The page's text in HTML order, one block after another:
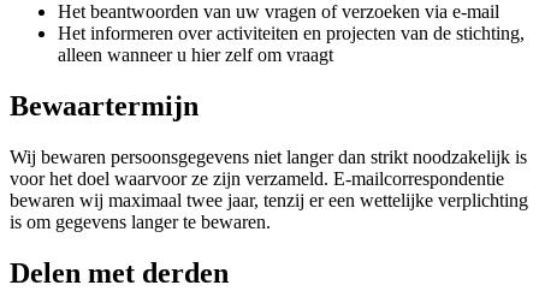
Het beantwoorden van uw vragen of verzoeken via e-mail
Het informeren over activiteiten en projecten van de stichting,
alleen wanneer u hier zelf om vraagt
Bewaartermijn
Wij bewaren persoonsgegevens niet langer dan strikt noodzakelijk is
voor het doel waarvoor ze zijn verzameld. E-mailcorrespondentie
bewaren wij maximaal twee jaar, tenzij er een wettelijke verplichting
is om gegevens langer te bewaren.
Delen met derden